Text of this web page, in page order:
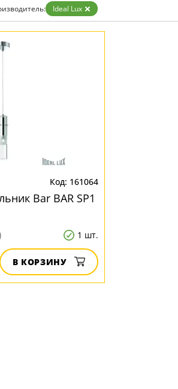
Ideal Lux
161064
Bar BAR SP1
1 шт.
В КОРЗИНУ